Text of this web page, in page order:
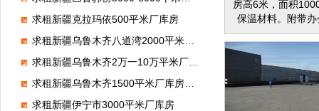
求租新疆克拉玛依500平米厂库房
求租新疆乌鲁木齐八道湾2000平米厂库房，存放设备
求租新疆乌鲁木齐2万一10万平米厂库房，做铝模板
求租新疆乌鲁木齐1500平米厂库房，做建材
求租新疆伊宁市3000平米厂库房
房高6米，面积
保温材料。附带
区约400平米，厂
大6亩左右，全部
面。带变压器一
版色选机，空压
比重计机，清凉